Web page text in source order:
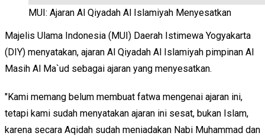
MUI: Ajaran Al Qiyadah Al Islamiyah Menyesatkan
Majelis Ulama Indonesia (MUI) Daerah Istimewa Yogyakarta
(DIY) menyatakan, ajaran Al Qiyadah Al Islamiyah pimpinan Al
Masih Al Ma`ud sebagai ajaran yang menyesatkan.
"Kami memang belum membuat fatwa mengenai ajaran ini,
tetapi kami sudah menyatakan ajaran ini sesat, bukan Islam,
karena secara Aqidah sudah meniadakan Nabi Muhammad dan